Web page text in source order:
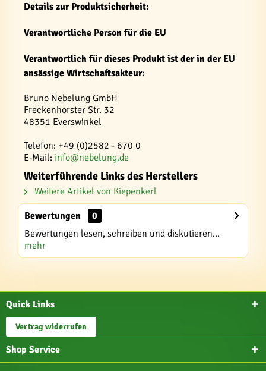
Details zur Produktsicherheit:
Verantwortliche Person für die EU
Verantwortlich für dieses Produkt ist der in der EU
ansässige Wirtschaftsakteur:
Bruno Nebelung GmbH
Freckenhorster Str. 32
48351 Everswinkel
Telefon: +49 (0)2582 - 670 0
E-Mail: info@nebelung.de
Weiterführende Links des Herstellers
Weitere Artikel von Kiepenkerl
Bewertungen
0
Bewertungen lesen, schreiben und diskutieren...
mehr
Quick Links
Vertrag widerrufen
Shop Service